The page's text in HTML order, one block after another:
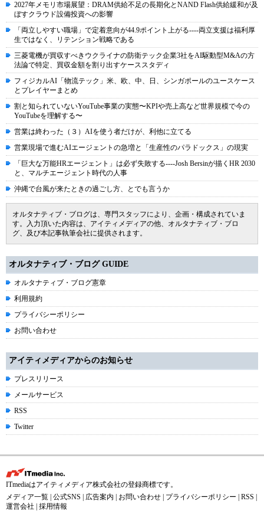
2027年メモリ市場展望：DRAM供給不足の長期化とNAND Flash供給緩和が及
ぼすクラウド設備投資への影響
「両立しやすい職場」で定着意向が44.9ポイント上がる----両立支援は福利厚
生ではなく、リテンション戦略である
三菱電機が買収すべきウクライナの防衛テック企業3社をAI駆動型M&Aの方
法論で特定、買収金額を割り出すケーススタディ
フィジカルAI「物流テック」米、欧、中、日、シンガポールのユースケース
とプレイヤーまとめ
割と知られていないYouTube事業の実態〜KPIや売上高など世界規模で今の
YouTubeを理解する〜
営業は終わった（３）AIを使う者だけが、利他に立てる
営業現場で進むAIエージェントの急増と「生産性のパラドックス」の現実
「巨大な万能HRエージェント」は必ず失敗する----Josh Bersinが描くHR 2030
と、マルチエージェント時代の人事
沖縄で台風が来たときの過ごし方、とでも言うか
オルタナティブ・ブログは、専門スタッフにより、企画・構成されていま
す。入力頂いた内容は、アイティメディアの他、オルタナティブ・ブロ
グ、及び本記事執筆会社に提供されます。
オルタナティブ・ブログ GUIDE
オルタナティブ・ブログ憲章
利用規約
プライバシーポリシー
お問い合わせ
アイティメディアからのお知らせ
プレスリリース
メールサービス
RSS
Twitter
ITmediaはアイティメディア株式会社の登録商標です。
メディア一覧 公式SNS 広告案内 お問い合わせ プライバシーポリシー RSS
運営会社
採用情報